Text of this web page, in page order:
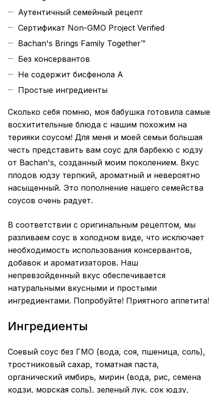
Аутентичный семейный рецепт
Сертификат Non-GMO Project Verified
Bachan's Brings Family Together™
Без консервантов
Не содержит бисфенола А
Простые ингредиенты
Сколько себя помню, моя бабушка готовила самые
восхитительные блюда с нашим похожим на
терияки соусом! Для меня и моей семьи большая
честь представить вам соус для барбекю с юдзу
от Bachan's, созданный моим поколением. Вкус
плодов юдзу терпкий, ароматный и невероятно
насыщенный. Это пополнение нашего семейства
соусов очень радует.
В соответствии с оригинальным рецептом, мы
разливаем соус в холодном виде, что исключает
необходимость использования консервантов,
добавок и ароматизаторов. Наш
непревзойденный вкус обеспечивается
натуральными вкусными и простыми
ингредиентами. Попробуйте! Приятного аппетита!
Ингредиенты
Соевый соус без ГМО (вода, соя, пшеница, соль),
тростниковый сахар, томатная паста,
органический имбирь, мирин (вода, рис, семена
кодзи, морская соль), зеленый лук, сок юдзу,